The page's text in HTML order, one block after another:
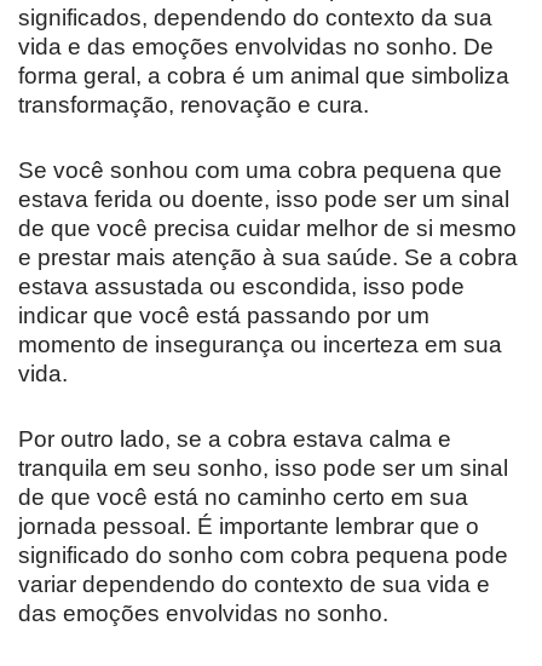
significados, dependendo do contexto da sua
vida e das emoções envolvidas no sonho. De
forma geral, a cobra é um animal que simboliza
transformação, renovação e cura.
Se você sonhou com uma cobra pequena que
estava ferida ou doente, isso pode ser um sinal
de que você precisa cuidar melhor de si mesmo
e prestar mais atenção à sua saúde. Se a cobra
estava assustada ou escondida, isso pode
indicar que você está passando por um
momento de insegurança ou incerteza em sua
vida.
Por outro lado, se a cobra estava calma e
tranquila em seu sonho, isso pode ser um sinal
de que você está no caminho certo em sua
jornada pessoal. É importante lembrar que o
significado do sonho com cobra pequena pode
variar dependendo do contexto de sua vida e
das emoções envolvidas no sonho.